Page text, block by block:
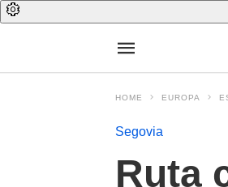
HOME EUROPA
Segovia
Ruta